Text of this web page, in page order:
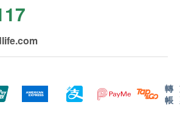
期：屏幕顯示F2；如果複合濾芯和
期，F1和F2循環進行顯示，即顯示
為F2，再過1秒後切換F1 (F1/F2狀
臣氏蒸餾水車輛難以到達之地方。
戶每次須訂購最少兩箱8公升/ 12公
餾水方可享有免費送貨服務。
貨服務
轉
帳